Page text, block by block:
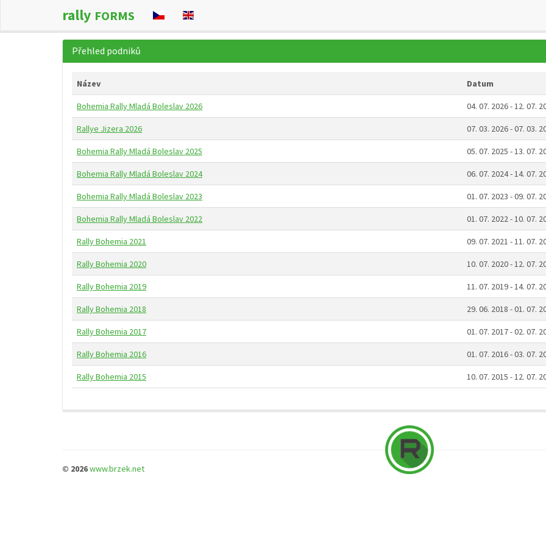
rally FORMS
Přehled podniků
Název Datum
Bohemia Rally Mladá Boleslav 2026 04. 07. 2026 - 12. 07.
Rallye Jizera 2026 07. 03. 2026 - 07. 03.
Bohemia Rally Mladá Boleslav 2025 05. 07. 2025 - 13. 07.
Bohemia Rally Mladá Boleslav 2024 06. 07. 2024 - 14. 07.
Bohemia Rally Mladá Boleslav 2023 01. 07. 2023 - 09. 07.
Bohemia Rally Mladá Boleslav 2022 01. 07. 2022 - 10. 07.
Rally Bohemia 2021 09. 07. 2021 - 11. 07.
Rally Bohemia 2020 10. 07. 2020 - 12. 07.
Rally Bohemia 2019 11. 07. 2019 - 14. 07.
Rally Bohemia 2018 29. 06. 2018 - 01. 07.
Rally Bohemia 2017 01. 07. 2017 - 02. 07.
Rally Bohemia 2016 01. 07. 2016 - 03. 07.
Rally Bohemia 2015 10. 07. 2015 - 12. 07.
© 2026www.brzek.net